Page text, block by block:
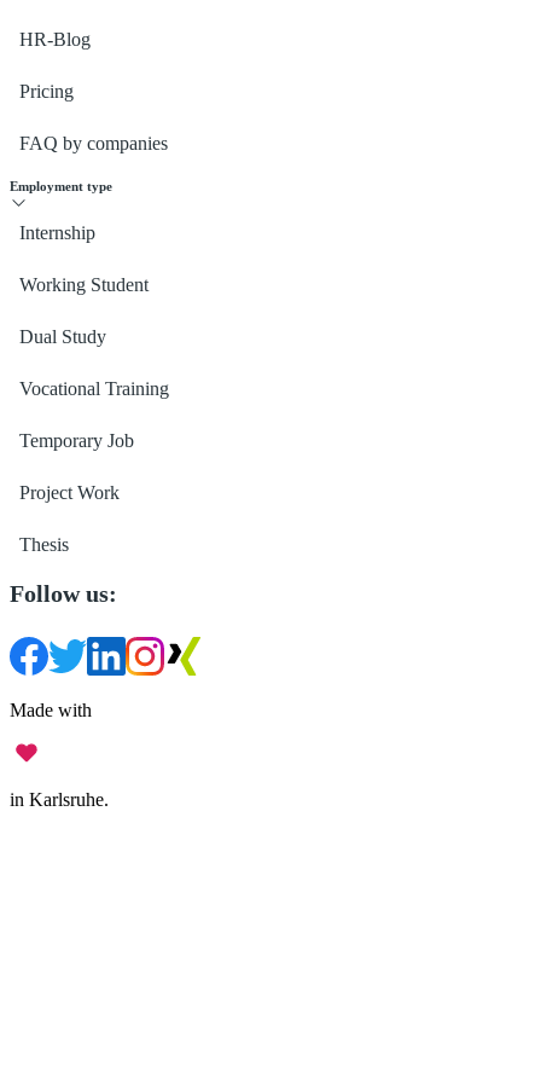
HR-Blog
Pricing
FAQ by companies
Employment type
Internship
Working Student
Dual Study
Vocational Training
Temporary Job
Project Work
Thesis
Follow us:
Made with
in Karlsruhe.